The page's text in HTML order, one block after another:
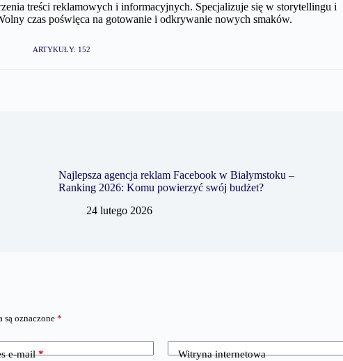
treści reklamowych i informacyjnych. Specjalizuje się w storytellingu i
czas poświęca na gotowanie i odkrywanie nowych smaków.
ARTYKUŁY: 152
Najlepsza agencja reklam Facebook w Białymstoku –
Ranking 2026: Komu powierzyć swój budżet?
24 lutego 2026
są oznaczone *
e-mail* Witryna internetowa